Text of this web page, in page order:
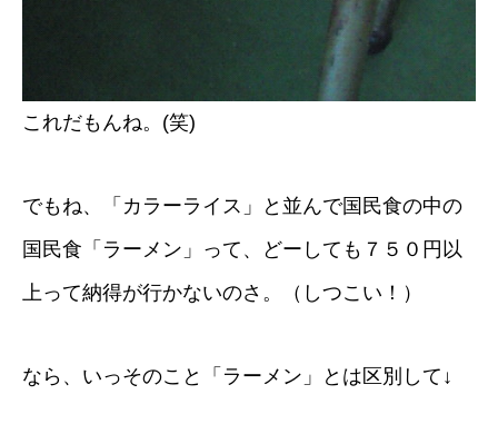
これだもんね。(笑)
でもね、「カラーライス」と並んで国民食の中の
国民食「ラーメン」って、どーしても７５０円以
上って納得が行かないのさ。（しつこい！）
なら、いっそのこと「ラーメン」とは区別して↓